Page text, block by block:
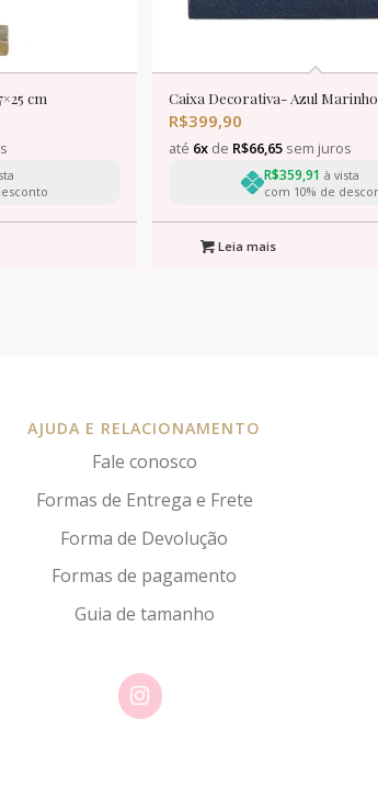
cm Caixa Decorativa- Azul Marinho
R$399,90
até 6x de R$66,65 sem juros
R$359,91 à vista
com 10% de
Leia mais
AJUDA E RELACIONAMENTO
Fale conosco
Formas de Entrega e Frete
Forma de Devolução
Formas de pagamento
Guia de tamanho